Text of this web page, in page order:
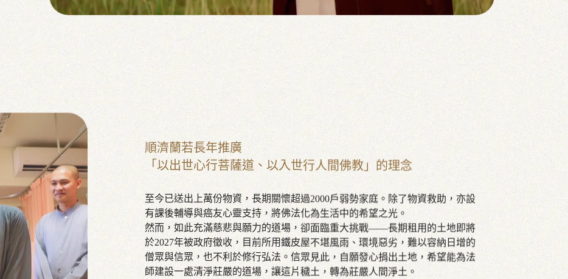
順濟蘭若長年推廣
「以出世心行菩薩道、以入世行人間佛教」的理念
至今已送出上萬份物資，長期關懷超過2000戶弱勢家庭。除了物資救助，亦設
有課後輔導與癌友心靈支持，將佛法化為生活中的希望之光。
然而，如此充滿慈悲與願力的道場，卻面臨重大挑戰——長期租用的土地即將
於2027年被政府徵收，目前所用鐵皮屋不堪風雨、環境惡劣，難以容納日增的
僧眾與信眾，也不利於修行弘法。信眾見此，自願發心捐出土地，希望能為法
師建設一處清淨莊嚴的道場，讓這片穢土，轉為莊嚴人間淨土。